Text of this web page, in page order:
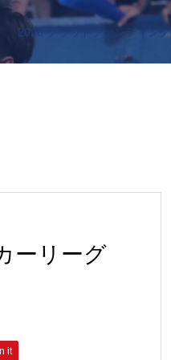
2026 クラウドファンディング
ーリーグ
it